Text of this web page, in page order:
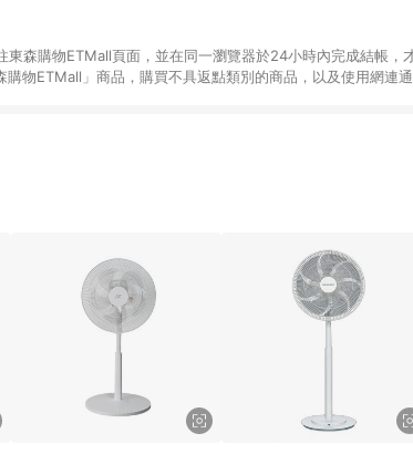
東森購物ETMall頁面，並在同一瀏覽器於24小時內完成結帳，
物ETMall」商品，購買不具返點類別的商品，以及使用網連
訂單、退貨、退款或購物中登出東森購物ETMall，將無法獲得
單一商品最高回饋點數」機制(特殊活動時開放「回饋無上限」)
之商品規格、顏色、價位、贈品與東森購物ETMall銷售網頁不
訂單日期+180天以內至LINE購物客服洽詢；若超過180天(含)
指定商品使用，或不適用於無回饋商品。各點數紅包之適用商